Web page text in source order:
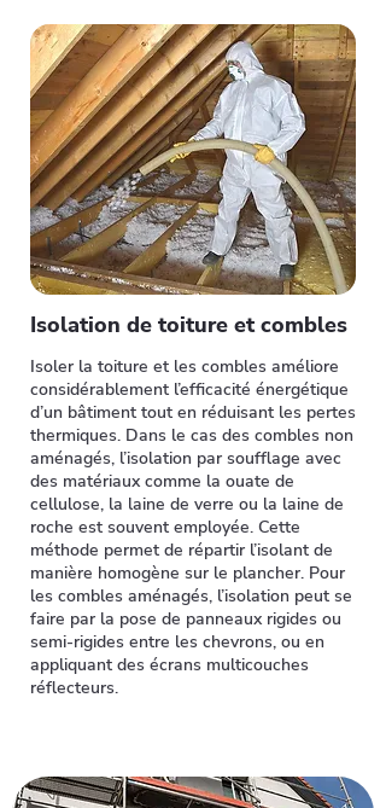
Isolation de toiture et combles
Isoler la toiture et les combles améliore
considérablement l’efficacité énergétique
d’un bâtiment tout en réduisant les pertes
thermiques. Dans le cas des combles non
aménagés, l’isolation par soufflage avec
des matériaux comme la ouate de
cellulose, la laine de verre ou la laine de
roche est souvent employée. Cette
méthode permet de répartir l’isolant de
manière homogène sur le plancher. Pour
les combles aménagés, l’isolation peut se
faire par la pose de panneaux rigides ou
semi-rigides entre les chevrons, ou en
appliquant des écrans multicouches
réflecteurs.